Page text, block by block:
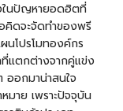
ในปัญหายอดฮิตที่
คิดจะจัดทำของพรี
นโปรโมทองค์กร
แตกต่างจากคู่แข่ง
ออกมาน่าสนใจ
มาย เพราะปัจจุบัน